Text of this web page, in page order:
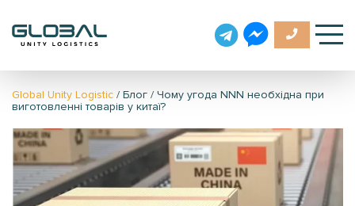
Global Unity Logistic / Блог / Чому угода NNN необхідна при
виготовленні товарів у китаї?